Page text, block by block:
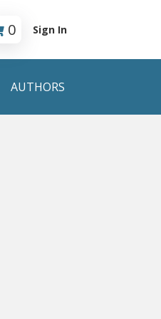
0 Sign In
AUTHORS